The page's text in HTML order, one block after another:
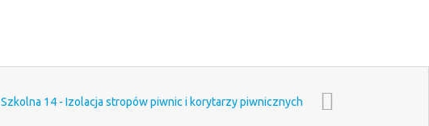
Szkolna 14 - Izolacja stropów piwnic i korytarzy piwnicznych